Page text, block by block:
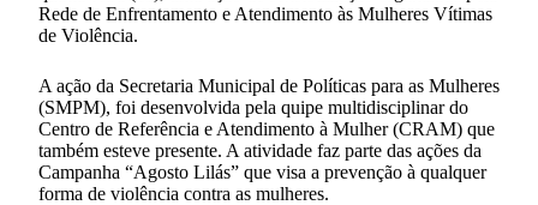
Rede de Enfrentamento e Atendimento às Mulheres Vítimas
de Violência.
A ação da Secretaria Municipal de Políticas para as Mulheres
(SMPM), foi desenvolvida pela quipe multidisciplinar do
Centro de Referência e Atendimento à Mulher (CRAM) que
também esteve presente. A atividade faz parte das ações da
Campanha “Agosto Lilás” que visa a prevenção à qualquer
forma de violência contra as mulheres.